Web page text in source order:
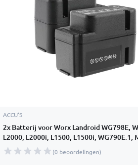
ACCU'S
2x Batterij voor Worx Landroid WG798E,
L2000, L2000i, L1500, L1500i, WG790E.1,
WR113MI, WG792E.1, WA3225 28.0v
Ion van CELLONIC
(0 beoordelingen)